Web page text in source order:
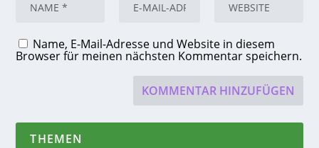
Name, E-Mail-Adresse und Website in diesem
Browser für meinen nächsten Kommentar speichern.
THEMEN